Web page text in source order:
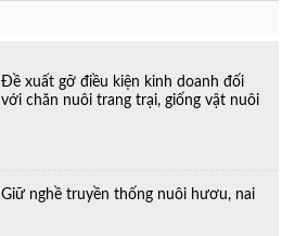
Đề xuất gỡ điều kiện kinh doanh đối
với chăn nuôi trang trại, giống vật nuôi
Giữ nghề truyền thống nuôi hươu, nai